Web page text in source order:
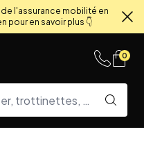
l'assurance mobilité en
pour en savoir plus 👇
0